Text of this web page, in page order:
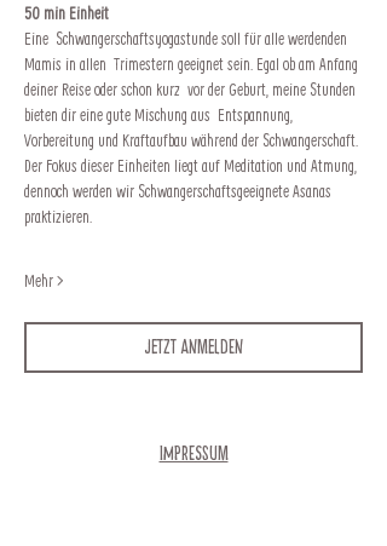
50 min Einheit
Eine  Schwangerschaftsyogastunde soll für alle werdenden
Mamis in allen  Trimestern geeignet sein. Egal ob am Anfang
deiner Reise oder schon kurz  vor der Geburt, meine Stunden
bieten dir eine gute Mischung aus  Entspannung,
Vorbereitung und Kraftaufbau während der Schwangerschaft.
Der Fokus dieser Einheiten liegt auf Meditation und Atmung,
dennoch werden wir Schwangerschaftsgeeignete Asanas
praktizieren.
Mehr >
Jetzt anmelden
Impressum